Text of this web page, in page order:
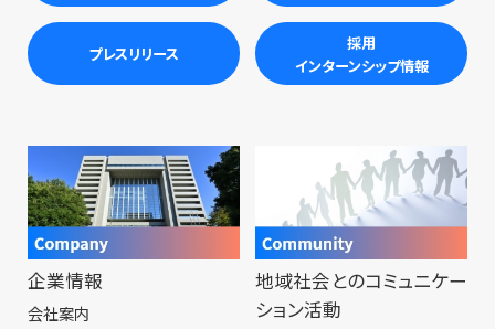
プレスリリース
採用
インターンシップ情報
企業情報
会社案内
地域社会とのコミュニケー
ション活動